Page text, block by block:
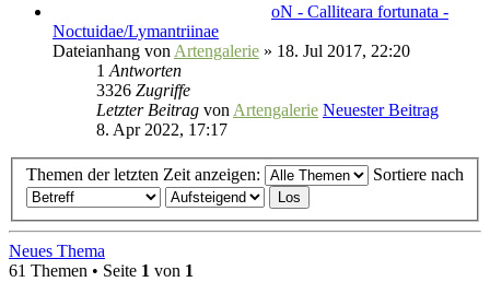
oN - Calliteara fortunata -
Noctuidae/Lymantriinae
Dateianhang von Artengalerie » 18. Jul 2017, 22:20
1 Antworten
3326 Zugriffe
Letzter Beitrag von Artengalerie Neuester Beitrag
8. Apr 2022, 17:17
Themen der letzten Zeit anzeigen: Sortiere nach
Neues Thema
61 Themen • Seite 1 von 1